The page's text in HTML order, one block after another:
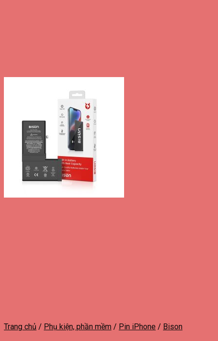
Trang chủ / Phụ kiện, phần mềm / Pin iPhone / Bison